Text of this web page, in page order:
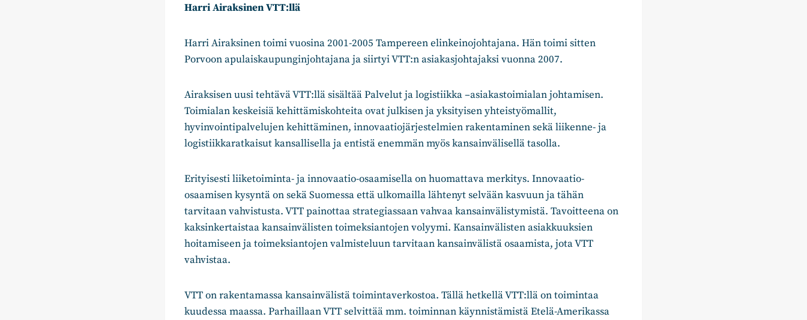
Harri Airaksinen VTT:llä
Harri Airaksinen toimi vuosina 2001-2005 Tampereen elinkeinojohtajana. Hän toimi sitten
Porvoon apulaiskaupunginjohtajana ja siirtyi VTT:n asiakasjohtajaksi vuonna 2007.
Airaksisen uusi tehtävä VTT:llä sisältää Palvelut ja logistiikka –asiakastoimialan johtamisen.
Toimialan keskeisiä kehittämiskohteita ovat julkisen ja yksityisen yhteistyömallit,
hyvinvointipalvelujen kehittäminen, innovaatiojärjestelmien rakentaminen sekä liikenne- ja
logistiikkaratkaisut kansallisella ja entistä enemmän myös kansainvälisellä tasolla.
Erityisesti liiketoiminta- ja innovaatio-osaamisella on huomattava merkitys. Innovaatio-
osaamisen kysyntä on sekä Suomessa että ulkomailla lähtenyt selvään kasvuun ja tähän
tarvitaan vahvistusta. VTT painottaa strategiassaan vahvaa kansainvälistymistä. Tavoitteena on
kaksinkertaistaa kansainvälisten toimeksiantojen volyymi. Kansainvälisten asiakkuuksien
hoitamiseen ja toimeksiantojen valmisteluun tarvitaan kansainvälistä osaamista, jota VTT
vahvistaa.
VTT on rakentamassa kansainvälistä toimintaverkostoa. Tällä hetkellä VTT:llä on toimintaa
kuudessa maassa. Parhaillaan VTT selvittää mm. toiminnan käynnistämistä Etelä-Amerikassa